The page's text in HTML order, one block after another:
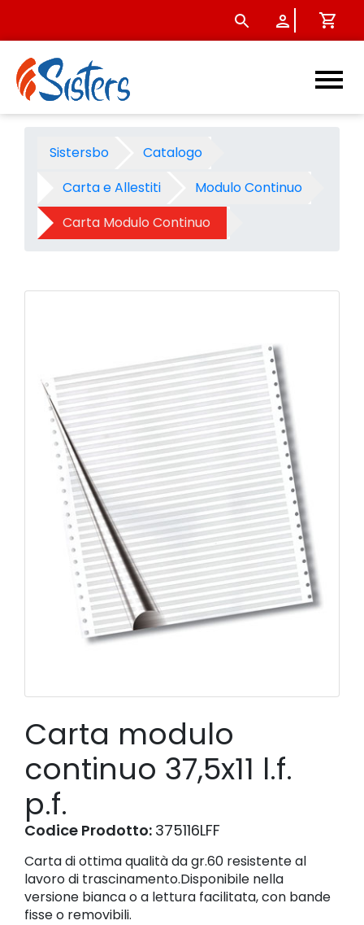
Carta modulo continuo
Sistersbo
Catalogo
Carta e Allestiti
Modulo Continuo
Carta Modulo Continuo
Carta modulo
continuo 37,5x11 l.f.
p.f.
Codice Prodotto: 375116LFF
Carta di ottima qualità da gr.60 resistente al
lavoro di trascinamento.Disponibile nella
versione bianca o a lettura facilitata, con bande
fisse o removibili.